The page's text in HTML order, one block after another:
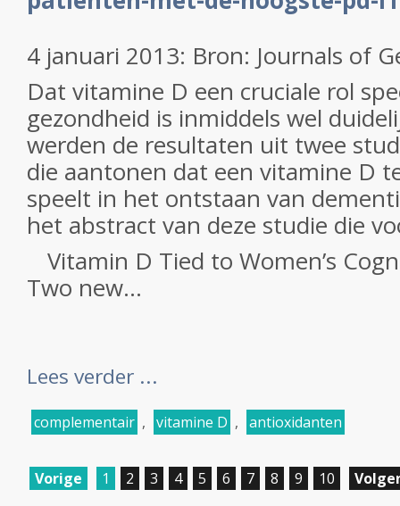
4 januari 2013: Bron: Journals of
Dat vitamine D een cruciale rol
gezondheid is inmiddels wel
werden de resultaten uit twee
die aantonen dat een vitamine D
speelt in het ontstaan van
het abstract van deze studie die
Vitamin D Tied to Women’s
Two new...
Lees verder ...
complementair , vitamine D , antioxidanten
Vorige 1 2 3 4 5 6 7 8 9 10